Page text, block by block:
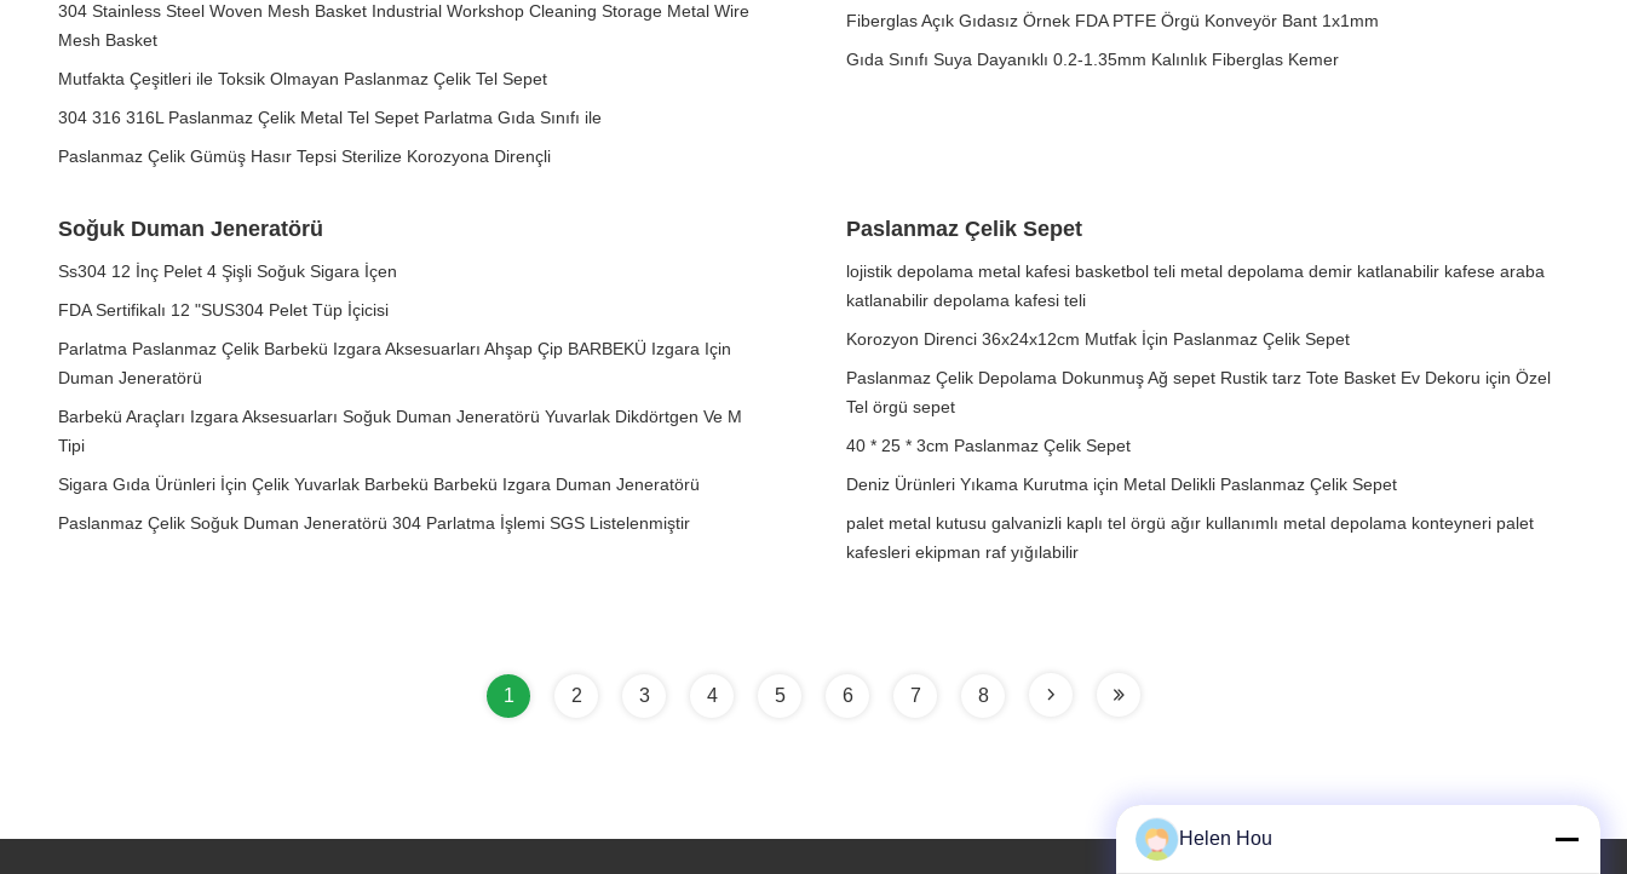
304 Stainless Steel Woven Mesh Basket Industrial Workshop Cleaning Storage Metal Wire
Mesh Basket
Mutfakta Çeşitleri ile Toksik Olmayan Paslanmaz Çelik Tel Sepet
304 316 316L Paslanmaz Çelik Metal Tel Sepet Parlatma Gıda Sınıfı ile
Paslanmaz Çelik Gümüş Hasır Tepsi Sterilize Korozyona Dirençli
Fiberglas Açık Gıdasız Örnek FDA PTFE Örgü Konveyör Bant 1x1mm
Gıda Sınıfı Suya Dayanıklı 0.2-1.35mm Kalınlık Fiberglas Kemer
Soğuk Duman Jeneratörü
Ss304 12 İnç Pelet 4 Şişli Soğuk Sigara İçen
FDA Sertifikalı 12 "SUS304 Pelet Tüp İçicisi
Parlatma Paslanmaz Çelik Barbekü Izgara Aksesuarları Ahşap Çip BARBEKÜ Izgara Için
Duman Jeneratörü
Barbekü Araçları Izgara Aksesuarları Soğuk Duman Jeneratörü Yuvarlak Dikdörtgen Ve M
Tipi
Sigara Gıda Ürünleri İçin Çelik Yuvarlak Barbekü Barbekü Izgara Duman Jeneratörü
Paslanmaz Çelik Soğuk Duman Jeneratörü 304 Parlatma İşlemi SGS Listelenmiştir
Paslanmaz Çelik Sepet
lojistik depolama metal kafesi basketbol teli metal depolama demir katlanabilir kafese araba
katlanabilir depolama kafesi teli
Korozyon Direnci 36x24x12cm Mutfak İçin Paslanmaz Çelik Sepet
Paslanmaz Çelik Depolama Dokunmuş Ağ sepet Rustik tarz Tote Basket Ev Dekoru için Özel
Tel örgü sepet
40 * 25 * 3cm Paslanmaz Çelik Sepet
Deniz Ürünleri Yıkama Kurutma için Metal Delikli Paslanmaz Çelik Sepet
palet metal kutusu galvanizli kaplı tel örgü ağır kullanımlı metal depolama konteyneri palet
kafesleri ekipman raf yığılabilir
1 2 3 4 5 6 7 8
Helen Hou